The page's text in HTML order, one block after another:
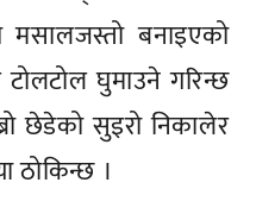
मसालजस्तो बनाइएको
टोलटोल घुमाउने गरिन्छ
छेडेको सुइरो निकालेर
ठोकिन्छ ।